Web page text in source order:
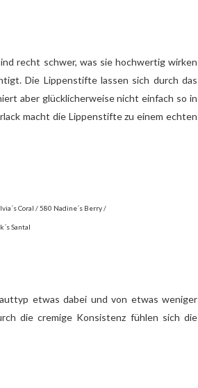
recht schwer, was sie hochwertig wirken
Die Lippenstifte lassen sich durch das
aber glücklicherweise nicht einfach so in
macht die Lippenstifte zu einem echten
Coral / 580 Nadine´s Berry /
Santal
etwas dabei und von etwas weniger
die cremige Konsistenz fühlen sich die